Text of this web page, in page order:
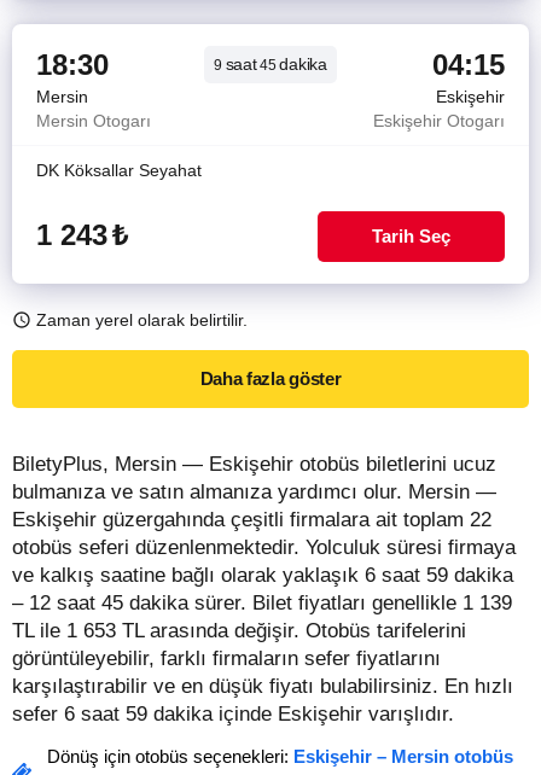
18:30 9 saat45dakika 04:15
Mersin
Eskişehir
Mersin Otogarı
Eskişehir Otogarı
DK Köksallar Seyahat
1 243₺ Tarih Seç
Zaman yerel olarak belirtilir.
Daha fazla göster
BiletyPlus, Mersin — Eskişehir otobüs biletlerini ucuz
bulmanıza ve satın almanıza yardımcı olur. Mersin —
Eskişehir güzergahında çeşitli firmalara ait toplam 22
otobüs seferi düzenlenmektedir. Yolculuk süresi firmaya
ve kalkış saatine bağlı olarak yaklaşık 6 saat 59 dakika
– 12 saat 45 dakika sürer. Bilet fiyatları genellikle 1 139
TL ile 1 653 TL arasında değişir. Otobüs tarifelerini
görüntüleyebilir, farklı firmaların sefer fiyatlarını
karşılaştırabilir ve en düşük fiyatı bulabilirsiniz. En hızlı
sefer 6 saat 59 dakika içinde Eskişehir varışlıdır.
Dönüş için otobüs seçenekleri: Eskişehir – Mersin otobüs